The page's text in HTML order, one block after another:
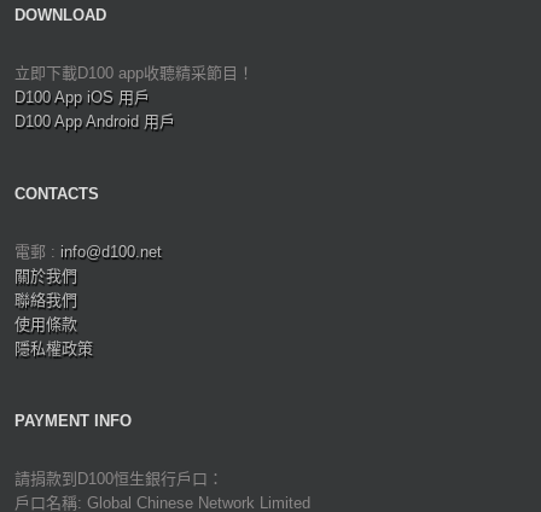
DOWNLOAD
立即下載D100 app收聽精采節目！
D100 App iOS 用戶
D100 App Android 用戶
CONTACTS
電郵 : info@d100.net
關於我們
聯絡我們
使用條款
隱私權政策
PAYMENT INFO
請捐款到D100恒生銀行戶口：
戶口名稱: Global Chinese Network Limited